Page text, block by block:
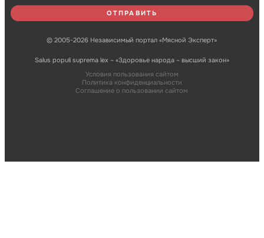
© 2005-2026 Независимый портал «Мясной Эксперт»
Salus populi suprema lex – «Здоровье народа – высший закон»
Условия пользования сайтом
Политика конфиденциальности
Соглашение о пользовании сайтом